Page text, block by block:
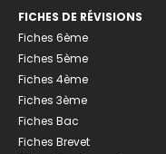
FICHES DE RÉVISIONS
Fiches 6ème
Fiches 5ème
Fiches 4ème
Fiches 3ème
Fiches Bac
Fiches Brevet